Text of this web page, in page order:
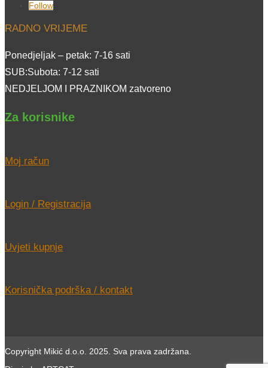
Follow
RADNO VRIJEME
Ponedjeljak – petak: 7-16 sati
SUB:Subota: 7-12 sati
NEDJELJOM I PRAZNIKOM zatvoreno
Za korisnike
Moj račun
Login / Registracija
Uvjeti kupnje
Korisnička podrška / kontakt
Copyright Mikić d.o.o. 2025. Sva prava zadržana.